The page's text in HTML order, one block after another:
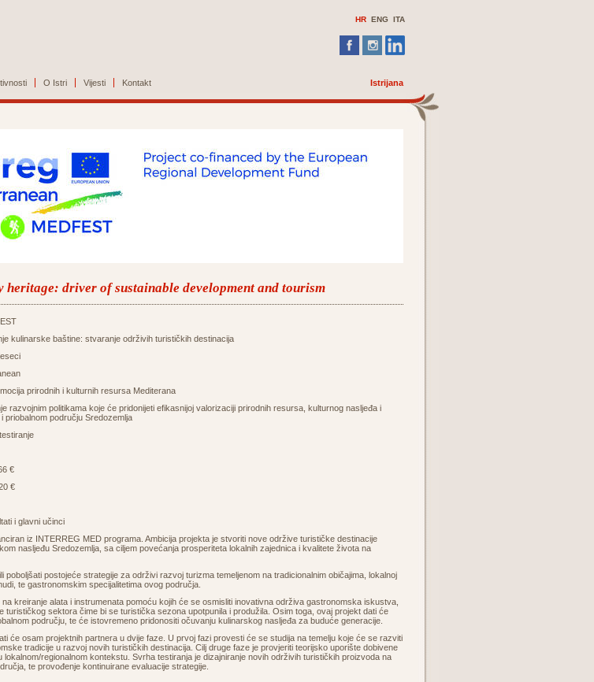
HR ENG ITA
O Istri Vijesti Kontakt Istrijana
heritage: driver of sustainable development and tourism
kulinarske baštine: stvaranje održivih turističkih destinacija
prirodnih i kulturnih resursa Mediterana
razvojnim politikama koje će pridonijeti efikasnijoj valorizaciji prirodnih resursa, kulturnog nasljeđa i
priobalnom području Sredozemlja
€
€
i glavni učinci
iz INTERREG MED programa. Ambicija projekta je stvoriti nove održive turističke destinacije
nasljeđu Sredozemlja, sa ciljem povećanja prosperiteta lokalnih zajednica i kvalitete života na
poboljšati postojeće strategije za održivi razvoj turizma temeljenom na tradicionalnim običajima, lokalnoj
te gastronomskim specijalitetima ovog područja.
kreiranje alata i instrumenata pomoću kojih će se osmisliti inovativna održiva gastronomska iskustva,
turističkog sektora čime bi se turistička sezona upotpunila i produžila. Osim toga, ovaj projekt dati će
području, te će istovremeno pridonositi očuvanju kulinarskog nasljeđa za buduće generacije.
će osam projektnih partnera u dvije faze. U prvoj fazi provesti će se studija na temelju koje će se razviti
tradicije u razvoj novih turističkih destinacija. Cilj druge faze je provjeriti teorijsko uporište dobivene
lokalnom/regionalnom kontekstu. Svrha testiranja je dizajniranje novih održivih turističkih proizvoda na
te provođenje kontinuirane evaluacije strategije.